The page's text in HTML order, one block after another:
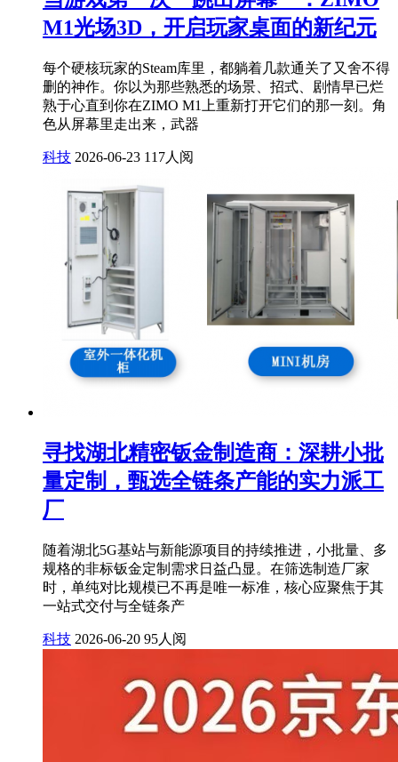
M1光场3D，开启玩家桌面的新纪元
每个硬核玩家的Steam库里，都躺着几款通关了又舍不得
删的神作。你以为那些熟悉的场景、招式、剧情早已烂
熟于心直到你在ZIMO M1上重新打开它们的那一刻。角
色从屏幕里走出来，武器
科技 2026-06-23 117人阅
寻找湖北精密钣金制造商：深耕小批
量定制，甄选全链条产能的实力派工
厂
随着湖北5G基站与新能源项目的持续推进，小批量、多
规格的非标钣金定制需求日益凸显。在筛选制造厂家
时，单纯对比规模已不再是唯一标准，核心应聚焦于其
一站式交付与全链条产
科技 2026-06-20 95人阅